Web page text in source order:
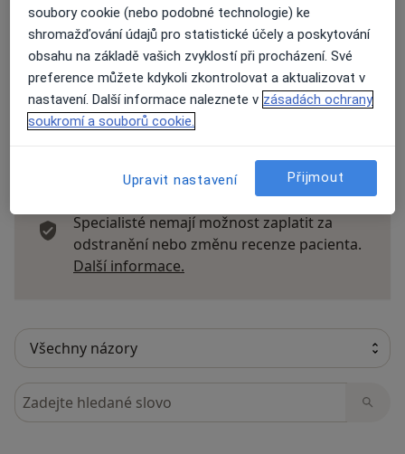
Názory
Přidejte svůj názor
Recenze pacientů jsou pro nás důležité.
Specialisté nemají možnost zaplatit za
odstranění nebo změnu recenze pacienta.
Další informace.
Hledejte v názorech
soubory cookie (nebo podobné technologie) ke
shromažďování údajů pro statistické účely a poskytování
obsahu na základě vašich zvyklostí při procházení. Své
preference můžete kdykoli zkontrolovat a aktualizovat v
nastavení. Další informace naleznete v zásadách ochrany
soukromí a souborů cookie.
Upravit nastavení Přijmout